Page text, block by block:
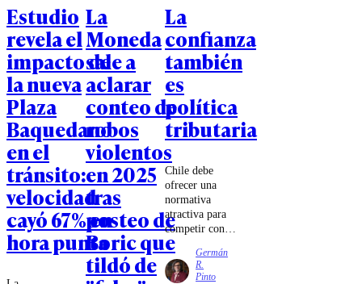
Estudio
revela el
impacto de
la nueva
Plaza
Baquedano
en el
tránsito:
velocidad
cayó 67% en
hora punta
La
Moneda
sale a
aclarar
conteo de
robos
violentos
en 2025
tras
posteo de
Boric que
tildó de
La
confianza
también
es
política
tributaria
Chile debe
ofrecer una
normativa
atractiva para
competir con
los mecanismos
de estabilidad e
invariabilidad
Germán
R.
Pinto